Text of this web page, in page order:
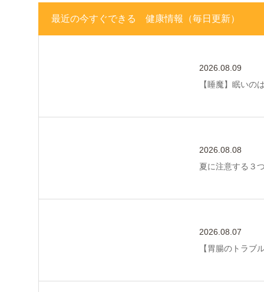
最近の今すぐできる 健康情報（毎日更新）
2026.08.09
【睡魔】眠いの
2026.08.08
夏に注意する３
2026.08.07
【胃腸のトラブ